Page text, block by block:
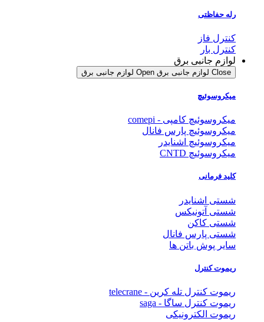
رله حفاظتی
کنترل فاز
کنترل بار
لوازم جانبی برق
Close لوازم جانبی برق Open لوازم جانبی برق
میکروسوئیچ
میکروسوئیچ کامپی - comepi
میکروسوئیچ پارس فانال
میکروسوئیچ اشنایدر
میکروسوئیچ CNTD
کلید فرمانی
شستی اشنایدر
شستی آتونیکس
شستی کاکن
شستی پارس فانال
سایر پوش باتن ها
ریموت کنترل
ریموت کنترل تله کرین - telecrane
ریموت کنترل ساگا - saga
ریموت الکترونیکی